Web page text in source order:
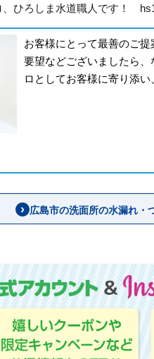
、ひろしま水道職人です！
お客様にとって最善のご
要望などございましたら
ロとしてお客様に寄り添い
広島市の洗面所の水漏れ・